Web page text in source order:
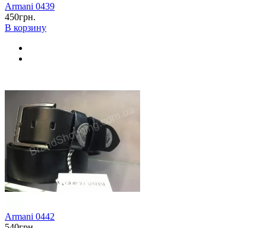
Armani 0439
450грн.
В корзину
Armani 0442